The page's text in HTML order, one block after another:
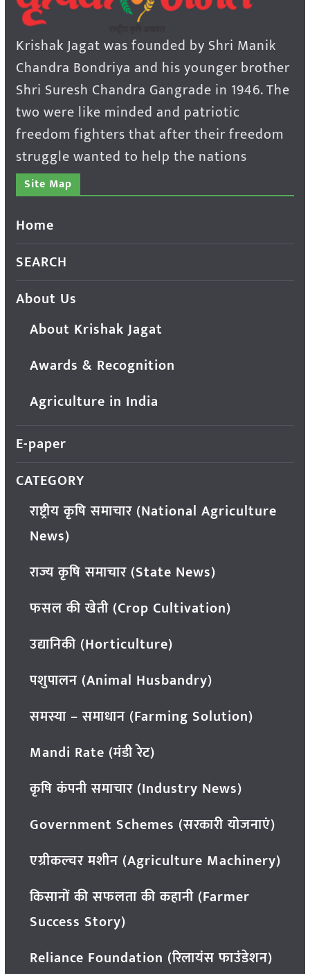
Krishak Jagat was founded by Shri Manik
Chandra Bondriya and his younger brother
Shri Suresh Chandra Gangrade in 1946. The
two were like minded and patriotic
freedom fighters that after their freedom
struggle wanted to help the nations
Site Map
Home
SEARCH
About Us
About Krishak Jagat
Awards & Recognition
Agriculture in India
E-paper
CATEGORY
राष्ट्रीय कृषि समाचार (National Agriculture
News)
राज्य कृषि समाचार (State News)
फसल की खेती (Crop Cultivation)
उद्यानिकी (Horticulture)
पशुपालन (Animal Husbandry)
समस्या – समाधान (Farming Solution)
Mandi Rate (मंडी रेट)
कृषि कंपनी समाचार (Industry News)
Government Schemes (सरकारी योजनाएं)
एग्रीकल्चर मशीन (Agriculture Machinery)
किसानों की सफलता की कहानी (Farmer
Success Story)
Reliance Foundation (रिलायंस फाउंडेशन)